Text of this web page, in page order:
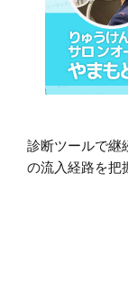
診断ツールで継
の流入経路を把